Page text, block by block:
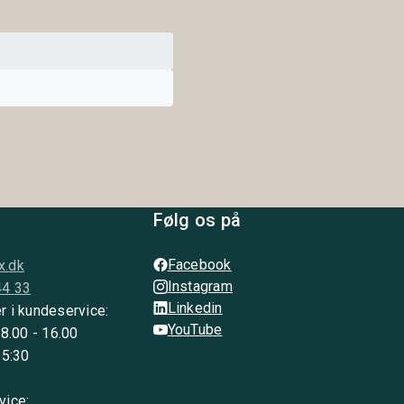
33
i kundeservice:
- 16.00
Følg os på
Facebook
Instagram
Linkedin
YouTube